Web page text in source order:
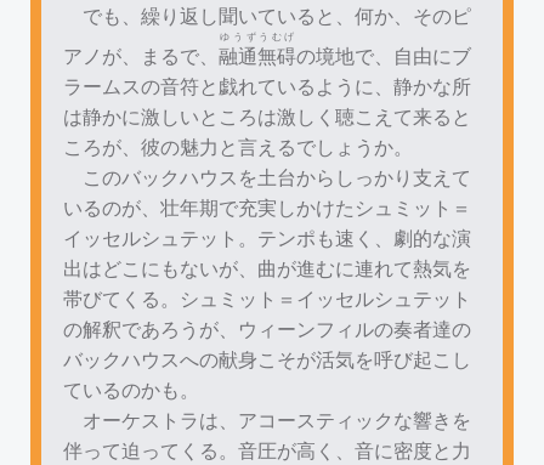
でも、繰り返し聞いていると、何か、そのピ
アノが、まるで、 融通無碍
ゆうずうむげ
の境地で、自由にブ
ラームスの音符と戯れているように、静かな所
は静かに激しいところは激しく聴こえて来ると
ころが、彼の魅力と言えるでしょうか。
このバックハウスを土台からしっかり支えて
いるのが、壮年期で充実しかけたシュミット＝
イッセルシュテット。テンポも速く、劇的な演
出はどこにもないが、曲が進むに連れて熱気を
帯びてくる。シュミット＝イッセルシュテット
の解釈であろうが、ウィーンフィルの奏者達の
バックハウスへの献身こそが活気を呼び起こし
ているのかも。
オーケストラは、アコースティックな響きを
伴って迫ってくる。音圧が高く、音に密度と力